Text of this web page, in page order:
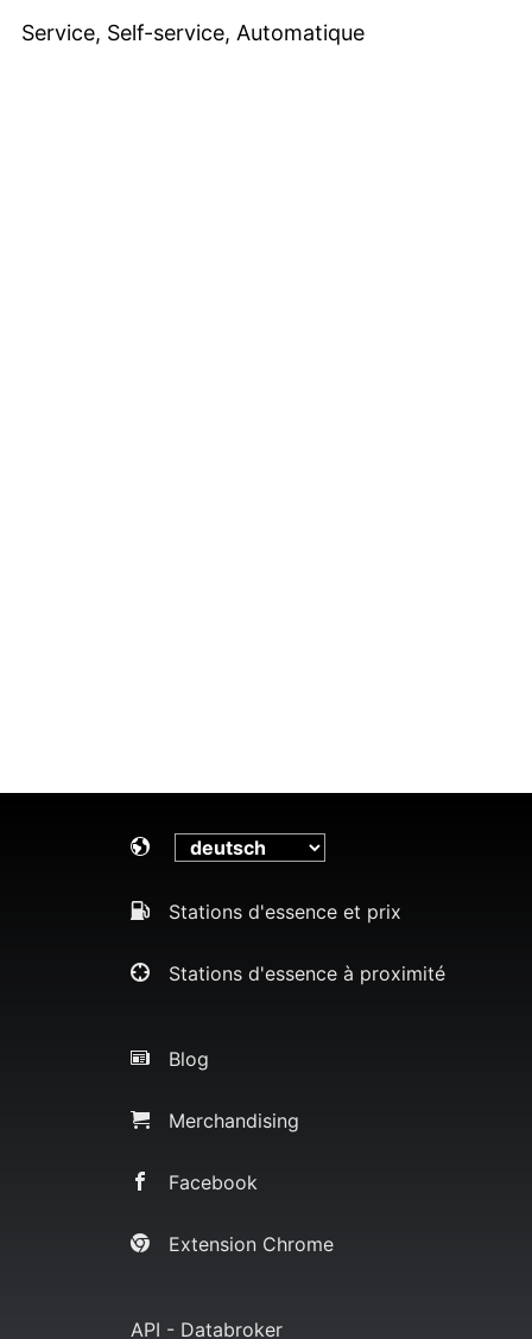
Service, Self-service, Automatique
Stations d'essence et prix
Stations d'essence à proximité
Blog
Merchandising
Facebook
Extension Chrome
API - Databroker